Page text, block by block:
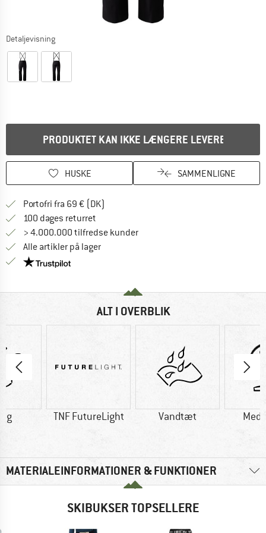
Detaljevisning
PRODUKTET KAN IKKE LÆNGERE LEVERES
HUSKE SAMMENLIGNE
Portofri fra 69 € (DK)
100 dages returret
> 4.000.000 tilfredse kunder
Alle artikler på lager
Vi er Trustpilot-certificeret - oplysningerne får du
ALT I OVERBLIK
g TNF FutureLight Vandtæt Med
MATERIALEINFORMATIONER & FUNKTIONER
SKIBUKSER TOPSELLERE